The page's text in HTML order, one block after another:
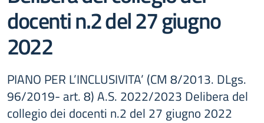
docenti n.2 del 27 giugno
2022
PIANO PER L’INCLUSIVITA’ (CM 8/2013. DLgs.
96/2019- art. 8) A.S. 2022/2023 Delibera del
collegio dei docenti n.2 del 27 giugno 2022